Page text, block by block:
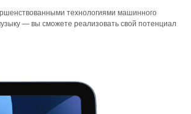
технологиями машинного
— вы сможете реализовать свой потенциал